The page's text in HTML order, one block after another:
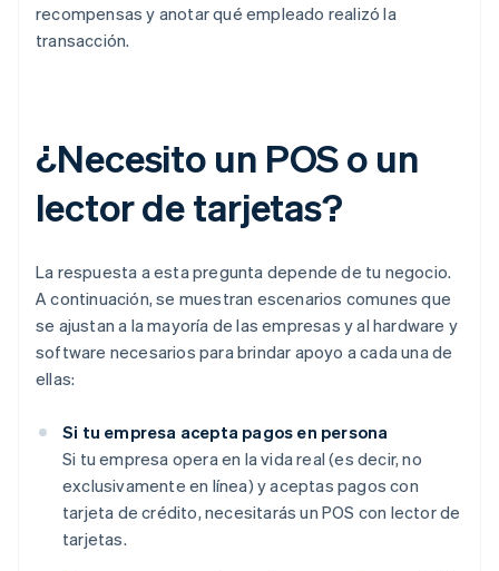
recompensas y anotar qué empleado realizó la
transacción.
¿Necesito un POS o un
lector de tarjetas?
La respuesta a esta pregunta depende de tu negocio.
A continuación, se muestran escenarios comunes que
se ajustan a la mayoría de las empresas y al hardware y
software necesarios para brindar apoyo a cada una de
ellas:
Si tu empresa acepta pagos en persona
Si tu empresa opera en la vida real (es decir, no
exclusivamente en línea) y aceptas pagos con
tarjeta de crédito, necesitarás un POS con lector de
tarjetas.